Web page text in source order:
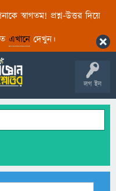
স্বাগতম! প্রশ্ন-উত্তর দিয়ে
এখানেদেখুন।
লগ ইন